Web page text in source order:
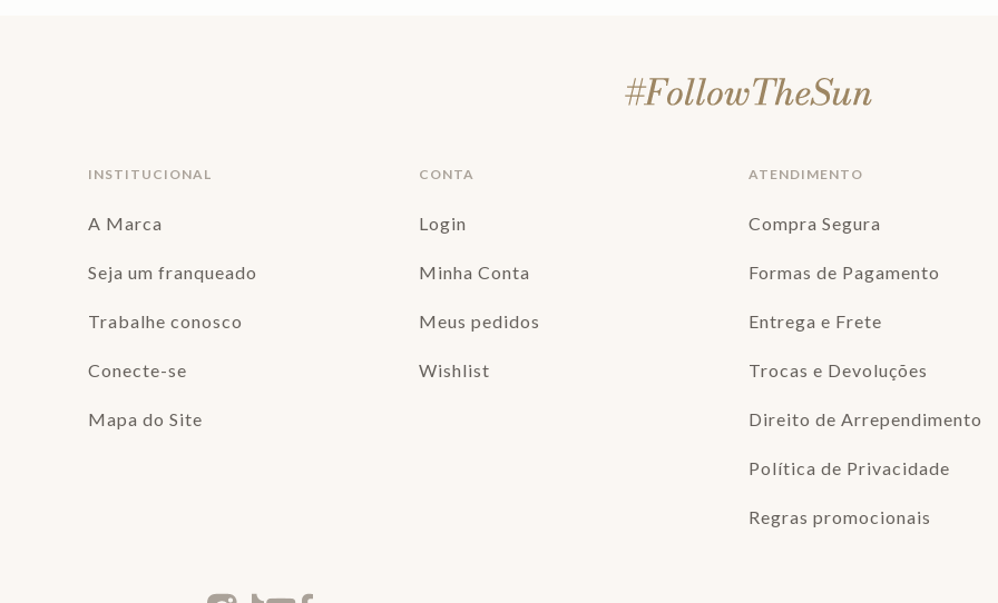
INSTITUCIONAL
A Marca
Seja um franqueado
Trabalhe conosco
Conecte-se
Mapa do Site
CONTA
Login
Minha Conta
Meus pedidos
Wishlist
ATENDIMENTO
Compra Segura
Formas de Pagamento
Entrega e Frete
Trocas e Devoluções
Direito de Arrependimento
Política de Privacidade
Regras promocionais